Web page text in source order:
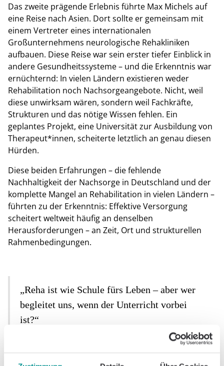
Das zweite prägende Erlebnis führte Max Michels auf
eine Reise nach Asien. Dort sollte er gemeinsam mit
einem Vertreter eines internationalen
Großunternehmens neurologische Rehakliniken
aufbauen. Diese Reise war sein erster tiefer Einblick in
andere Gesundheitssysteme – und die Erkenntnis war
ernüchternd: In vielen Ländern existieren weder
Rehabilitation noch Nachsorgeangebote. Nicht, weil
diese unwirksam wären, sondern weil Fachkräfte,
Strukturen und das nötige Wissen fehlen. Ein
geplantes Projekt, eine Universität zur Ausbildung von
Therapeut*innen, scheiterte letztlich an genau diesen
Hürden.
Diese beiden Erfahrungen – die fehlende
Nachhaltigkeit der Nachsorge in Deutschland und der
komplette Mangel an Rehabilitation in vielen Ländern –
führten zu der Erkenntnis: Effektive Versorgung
scheitert weltweit häufig an denselben
Herausforderungen – an Zeit, Ort und strukturellen
Rahmenbedingungen.
„Reha ist wie Schule fürs Leben – aber wer
begleitet uns, wenn der Unterricht vorbei
ist?“